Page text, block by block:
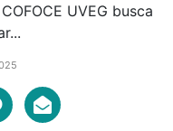
UVEG busca